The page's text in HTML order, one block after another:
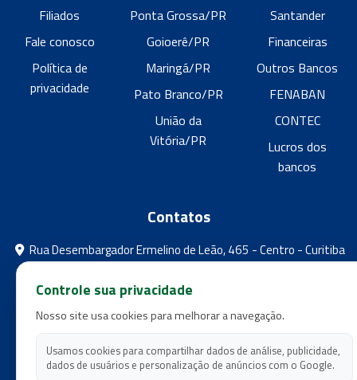
Filiados
Fale conosco
Política de
privacidade
Ponta Grossa/PR
Goioerê/PR
Maringá/PR
Pato Branco/PR
União da
Vitória/PR
Santander
Financeiras
Outros Bancos
FENABAN
CONTEC
Lucros dos
bancos
Contatos
Rua Desembargador Ermelino de Leão, 465 - Centro - Curitiba
- Paraná
feebpr@gmail.com
(41) 3224-5573
(41) 3224-5525
Controle sua privacidade
Nosso site usa cookies para melhorar a navegação.
Usamos cookies para compartilhar dados de análise, publicidade,
dados de usuários e personalização de anúncios com o Google.